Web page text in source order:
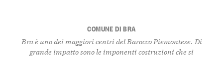
COMUNE DI BRA
Bra è uno dei maggiori centri del Barocco Piemontese. Di
grande impatto sono le imponenti costruzioni che si